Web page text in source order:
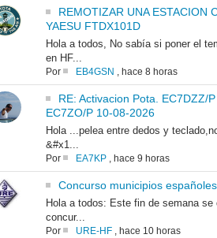
REMOTIZAR UNA ESTACION
YAESU FTDX101D
Hola a todos, No sabía si poner el
en HF...
Por EB4GSN , hace 8 horas
RE: Activacion Pota. EC7DZZ/
EC7ZO/P 10-08-2026
Hola ...pelea entre dedos y
&#x1...
Por EA7KP, hace 9 horas
Concurso municipios
Hola a todos: Este fin de semana se
concur...
Por URE-HF, hace 10 horas